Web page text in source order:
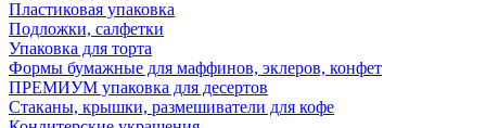
Пластиковая упаковка
Подложки, салфетки
Упаковка для торта
Формы бумажные для маффинов, эклеров, конфет
ПРЕМИУМ упаковка для десертов
Стаканы, крышки, размешиватели для кофе